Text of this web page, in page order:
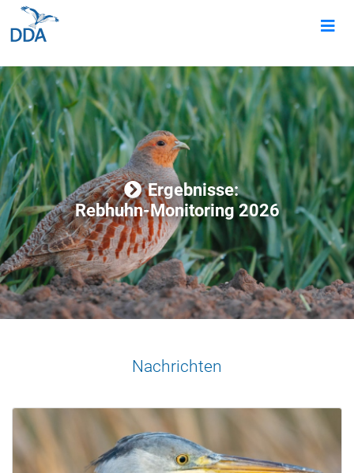
Ergebnisse:
Rebhuhn-Monitoring 2026
Nachrichten